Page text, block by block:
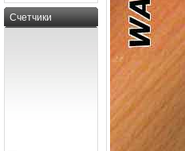
Счетчики